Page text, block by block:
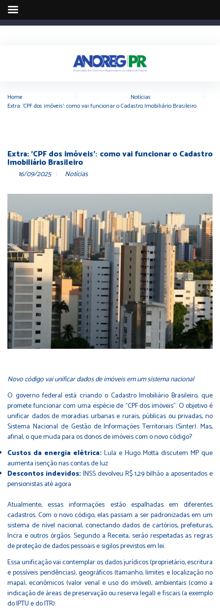
Home Notícias
Extra: ‘CPF dos imóveis’: como vai funcionar o Cadastro Imobiliário Brasileiro
Extra: 'CPF dos imóveis': como vai funcionar o Cadastro
Imobiliário Brasileiro
16/09/2025 Notícias
Novo código vai unificar dados de imóveis em um sistema nacional
O governo federal está criando o Cadastro Imobiliário Brasileiro, que
promete funcionar com uma espécie de “CPF dos imóveis”. O objetivo é
unificar dados de moradias urbanas e rurais, públicas ou privadas, no
Sistema Nacional de Gestão de Informações Territoriais (Sinter). Mas,
afinal, o que muda para os donos de imóveis com o novo código?
Custos da energia elétrica: Lula e Hugo Motta discutem MP que
aumenta isenção nas contas de luz
Descontos indevidos:INSS devolveu R$ 1,29 bilhão a aposentados e
pensionistas até agora
Atualmente, essas informações estão espalhadas em diferentes
cadastros. Com o novo código, elas passam a ser padronizadas em um
sistema de nível nacional, conectando dados de cartórios, prefeituras,
Incra e outros órgãos. Segundo a Receita, serão respeitadas as regras
de proteção de dados pessoais e sigilos previstos em lei.
Essa unificação vai contemplar os dados jurídicos (proprietário, escritura
e possíveis pendências), geográficos (tamanho, limites e localização no
mapa), econômicos (valor venal e uso do imóvel), ambientais (como a
indicação de áreas de preservação ou reserva legal) e fiscais (a exemplo
do IPTU e do ITR).